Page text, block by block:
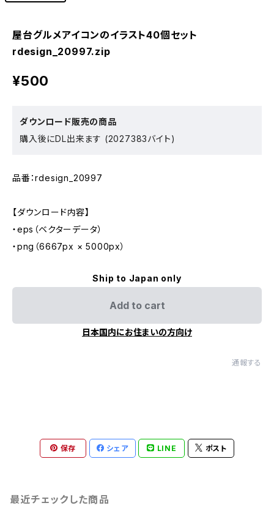
屋台グルメアイコンのイラスト40個セット
rdesign_20997.zip
¥500
ダウンロード販売の商品
購入後にDL出来ます (2027383バイト)
品番：rdesign_20997
【ダウンロード内容】
・eps（ベクターデータ）
・png（6667px × 5000px）
Ship to Japan only
Add to cart
日本国内にお住まいの方向け
通報する
保存 シェア LINE ポスト
最近チェックした商品